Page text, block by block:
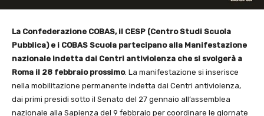
La Confederazione COBAS, il CESP (Centro Studi Scuola
Pubblica) e i COBAS Scuola partecipano alla Manifestazione
nazionale indetta dai Centri antiviolenza che si svolgerà a
Roma il 28 febbraio prossimo. La manifestazione si inserisce
nella mobilitazione permanente indetta dai Centri antiviolenza,
dai primi presidi sotto il Senato del 27 gennaio all’assemblea
nazionale alla Sapienza del 9 febbraio per coordinare le giornate